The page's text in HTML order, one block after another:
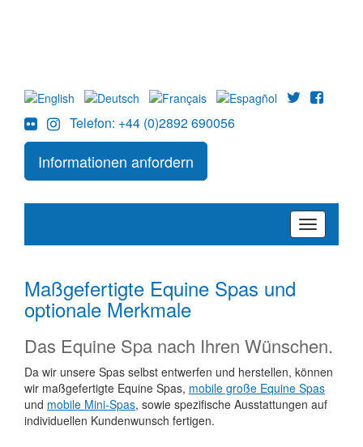
Telefon: +44 (0)2892 690056
Informationen anfordern
Toggle
navigation
Maßgefertigte Equine Spas und
optionale Merkmale
Das Equine Spa nach Ihren Wünschen.
Da wir unsere Spas selbst entwerfen und herstellen, können
wir maßgefertigte Equine Spas, mobile große Equine Spas
und mobile Mini-Spas, sowie spezifische Ausstattungen auf
individuellen Kundenwunsch fertigen.